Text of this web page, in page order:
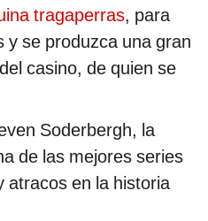
tragaperras, para
y se produzca una gran
casino, de quien se
Soderbergh, la
de las mejores series
atracos en la historia